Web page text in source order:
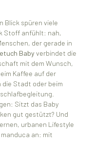
Blick spüren viele
Stoff anfühlt: nah,
der gerade in
Baby verbindet die
mit dem Wunsch,
Kaffee auf der
die Stadt oder beim
Sitzt das Baby
gut gestützt? Und
urbanen Lifestyle
an: mit